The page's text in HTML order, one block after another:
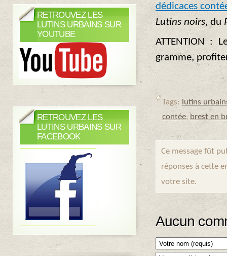
dédicaces
Lutins noirs, du
ATTENTION :
gramme,
Tags:
lutins
contée, brest en
Ce message fût
réponses à cette
votre site.
Aucun
RETROUVEZ LES
LUTINS URBAINS SUR
YOUTUBE
RETROUVEZ LES
LUTINS URBAINS SUR
FACEBOOK